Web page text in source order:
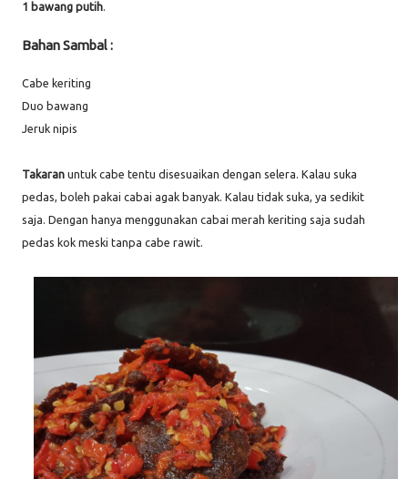
1 bawang putih.
Bahan Sambal :
Cabe keriting
Duo bawang
Jeruk nipis
Takaran untuk cabe tentu disesuaikan dengan selera. Kalau suka
pedas, boleh pakai cabai agak banyak. Kalau tidak suka, ya sedikit
saja. Dengan hanya menggunakan cabai merah keriting saja sudah
pedas kok meski tanpa cabe rawit.